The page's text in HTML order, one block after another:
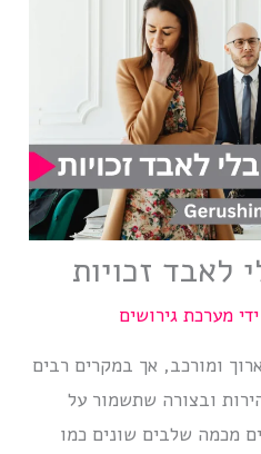
לאבד זכויות
מערכת גירושים
ומורכב, אך במקרים רבים
ובצורה שתשמור על
מכמה שלבים שונים כמו